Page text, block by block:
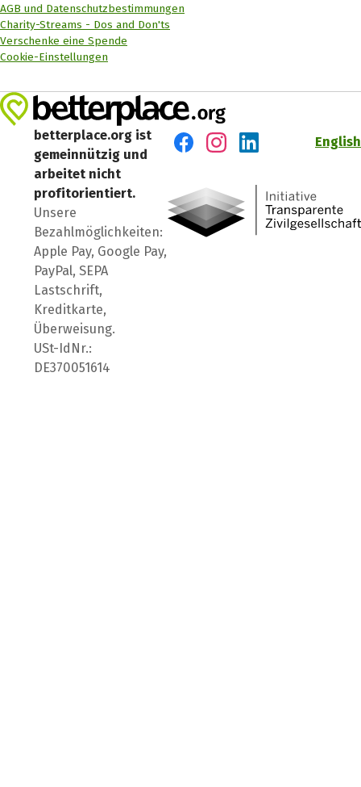
AGB und Datenschutzbestimmungen
Charity-Streams - Dos and Don'ts
Verschenke eine Spende
Cookie-Einstellungen
betterplace.org ist
gemeinnützig und
arbeitet nicht
profitorientiert.
Unsere
Bezahlmöglichkeiten:
Apple Pay, Google Pay,
PayPal, SEPA
Lastschrift,
Kreditkarte,
Überweisung.
USt-IdNr.:
DE370051614
English